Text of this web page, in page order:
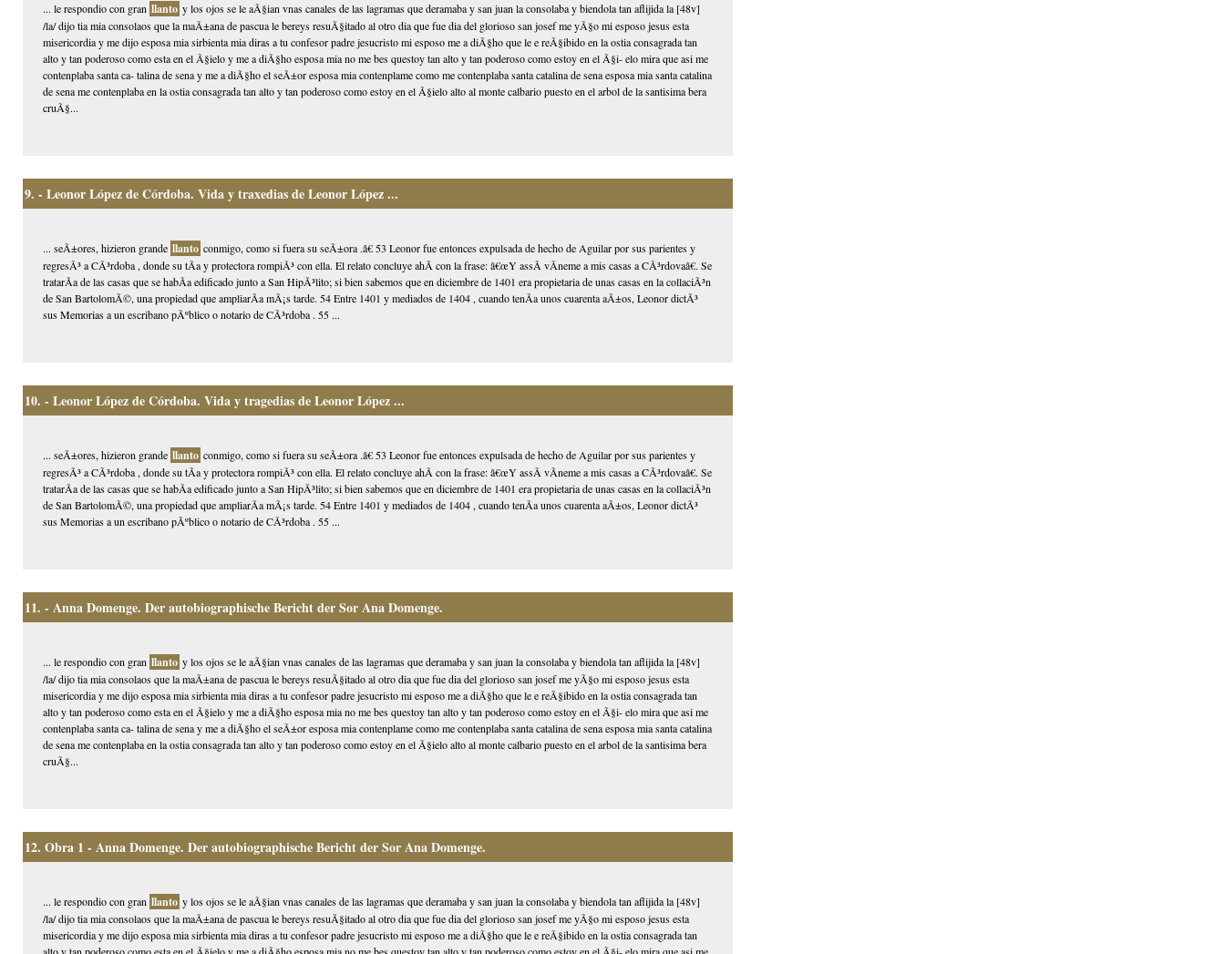
... le respondio con gran llanto y los ojos se le aÃ§ian vnas canales de las lagramas que deramaba y san juan la consolaba y biendola tan aflijida la [48v]
/la/ dijo tia mia consolaos que la maÃ±ana de pascua le bereys resuÃ§itado al otro dia que fue dia del glorioso san josef me yÃ§o mi esposo jesus esta
misericordia y me dijo esposa mia sirbienta mia diras a tu confesor padre jesucristo mi esposo me a diÃ§ho que le e reÃ§ibido en la ostia consagrada tan
alto y tan poderoso como esta en el Ã§ielo y me a diÃ§ho esposa mia no me bes questoy tan alto y tan poderoso como estoy en el Ã§i- elo mira que asi me
contenplaba santa ca- talina de sena y me a diÃ§ho el seÃ±or esposa mia contenplame como me contenplaba santa catalina de sena esposa mia santa catalina
de sena me contenplaba en la ostia consagrada tan alto y tan poderoso como estoy en el Ã§ielo alto al monte calbario puesto en el arbol de la santisima bera
cruÃ§...
9. - Leonor López de Córdoba. Vida y traxedias de Leonor López ...
... seÃ±ores, hizieron grande llanto conmigo, como si fuera su seÃ±ora .â€ 53 Leonor fue entonces expulsada de hecho de Aguilar por sus parientes y
regresÃ³ a CÃ³rdoba , donde su tÃ­a y protectora rompiÃ³ con ella. El relato concluye ahÃ­ con la frase: â€œY assÃ­ vÃ­neme a mis casas a CÃ³rdovaâ€. Se
tratarÃ­a de las casas que se habÃ­a edificado junto a San HipÃ³lito; si bien sabemos que en diciembre de 1401 era propietaria de unas casas en la collaciÃ³n
de San BartolomÃ©, una propiedad que ampliarÃ­a mÃ¡s tarde. 54 Entre 1401 y mediados de 1404 , cuando tenÃ­a unos cuarenta aÃ±os, Leonor dictÃ³
sus Memorias a un escribano pÃºblico o notario de CÃ³rdoba . 55 ...
10. - Leonor López de Córdoba. Vida y tragedias de Leonor López ...
... seÃ±ores, hizieron grande llanto conmigo, como si fuera su seÃ±ora .â€ 53 Leonor fue entonces expulsada de hecho de Aguilar por sus parientes y
regresÃ³ a CÃ³rdoba , donde su tÃ­a y protectora rompiÃ³ con ella. El relato concluye ahÃ­ con la frase: â€œY assÃ­ vÃ­neme a mis casas a CÃ³rdovaâ€. Se
tratarÃ­a de las casas que se habÃ­a edificado junto a San HipÃ³lito; si bien sabemos que en diciembre de 1401 era propietaria de unas casas en la collaciÃ³n
de San BartolomÃ©, una propiedad que ampliarÃ­a mÃ¡s tarde. 54 Entre 1401 y mediados de 1404 , cuando tenÃ­a unos cuarenta aÃ±os, Leonor dictÃ³
sus Memorias a un escribano pÃºblico o notario de CÃ³rdoba . 55 ...
11. - Anna Domenge. Der autobiographische Bericht der Sor Ana Domenge.
... le respondio con gran llanto y los ojos se le aÃ§ian vnas canales de las lagramas que deramaba y san juan la consolaba y biendola tan aflijida la [48v]
/la/ dijo tia mia consolaos que la maÃ±ana de pascua le bereys resuÃ§itado al otro dia que fue dia del glorioso san josef me yÃ§o mi esposo jesus esta
misericordia y me dijo esposa mia sirbienta mia diras a tu confesor padre jesucristo mi esposo me a diÃ§ho que le e reÃ§ibido en la ostia consagrada tan
alto y tan poderoso como esta en el Ã§ielo y me a diÃ§ho esposa mia no me bes questoy tan alto y tan poderoso como estoy en el Ã§i- elo mira que asi me
contenplaba santa ca- talina de sena y me a diÃ§ho el seÃ±or esposa mia contenplame como me contenplaba santa catalina de sena esposa mia santa catalina
de sena me contenplaba en la ostia consagrada tan alto y tan poderoso como estoy en el Ã§ielo alto al monte calbario puesto en el arbol de la santisima bera
cruÃ§...
12. Obra 1 - Anna Domenge. Der autobiographische Bericht der Sor Ana Domenge.
... le respondio con gran llanto y los ojos se le aÃ§ian vnas canales de las lagramas que deramaba y san juan la consolaba y biendola tan aflijida la [48v]
/la/ dijo tia mia consolaos que la maÃ±ana de pascua le bereys resuÃ§itado al otro dia que fue dia del glorioso san josef me yÃ§o mi esposo jesus esta
misericordia y me dijo esposa mia sirbienta mia diras a tu confesor padre jesucristo mi esposo me a diÃ§ho que le e reÃ§ibido en la ostia consagrada tan